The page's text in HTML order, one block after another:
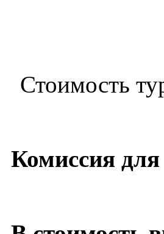
Стоимость
Комиссия